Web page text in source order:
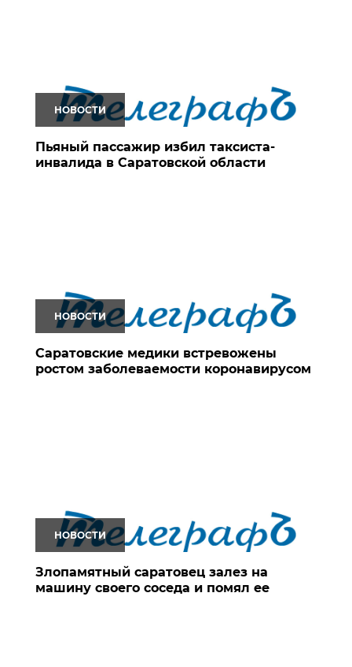
НОВОСТИ
Пьяный пассажир избил таксиста-
инвалида в Саратовской области
НОВОСТИ
Саратовские медики встревожены
ростом заболеваемости коронавирусом
НОВОСТИ
Злопамятный саратовец залез на
машину своего соседа и помял ее